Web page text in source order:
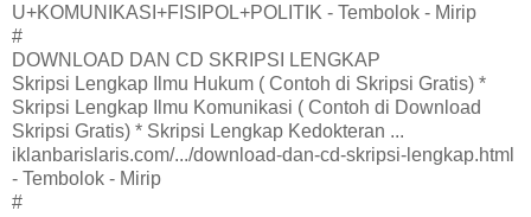
U+KOMUNIKASI+FISIPOL+POLITIK - Tembolok - Mirip
#
DOWNLOAD DAN CD SKRIPSI LENGKAP
Skripsi Lengkap Ilmu Hukum ( Contoh di Skripsi Gratis) *
Skripsi Lengkap Ilmu Komunikasi ( Contoh di Download
Skripsi Gratis) * Skripsi Lengkap Kedokteran ...
iklanbarislaris.com/.../download-dan-cd-skripsi-lengkap.html
- Tembolok - Mirip
#